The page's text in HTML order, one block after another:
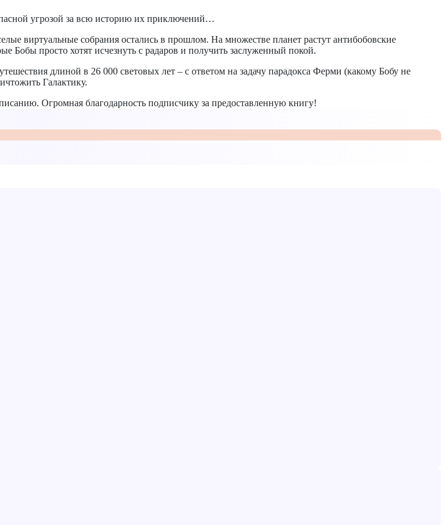
угрозой за всю историю их приключений…
виртуальные собрания остались в прошлом. На множестве планет растут антибобовские
Бобы просто хотят исчезнуть с радаров и получить заслуженный покой.
длиной в 26 000 световых лет – с ответом на задачу парадокса Ферми (какому Бобу не
Галактику.
Огромная благодарность подписчику за предоставленную книгу!